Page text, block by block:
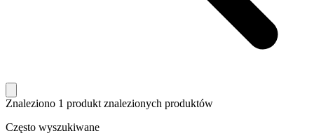
Znaleziono 1 produkt znalezionych produktów
Często wyszukiwane